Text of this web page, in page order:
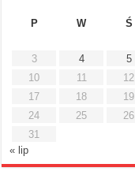
P
W Ś
3
4 5
10
11 12
17
18 19
24
25 26
31
« lip